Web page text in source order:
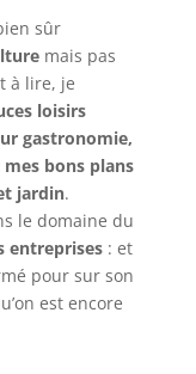
sûr
mais pas
à lire, je
loisirs
gastronomie,
bons plans
jardin.
le domaine du
entreprises: et
pour sur son
est encore